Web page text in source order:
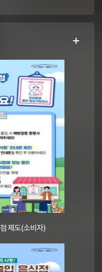
제도(소비자)